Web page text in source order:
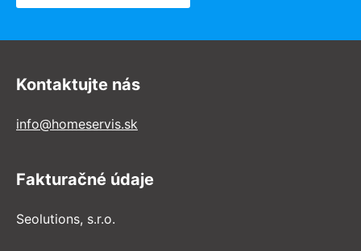
Kontaktujte nás
info@homeservis.sk
Fakturačné údaje
Seolutions, s.r.o.